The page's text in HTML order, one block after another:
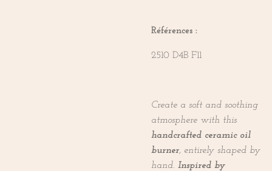
Références :
2510 D4B F11
Create a soft and soothing
atmosphere with this
handcrafted ceramic oil
burner, entirely shaped by
hand. Inspired by